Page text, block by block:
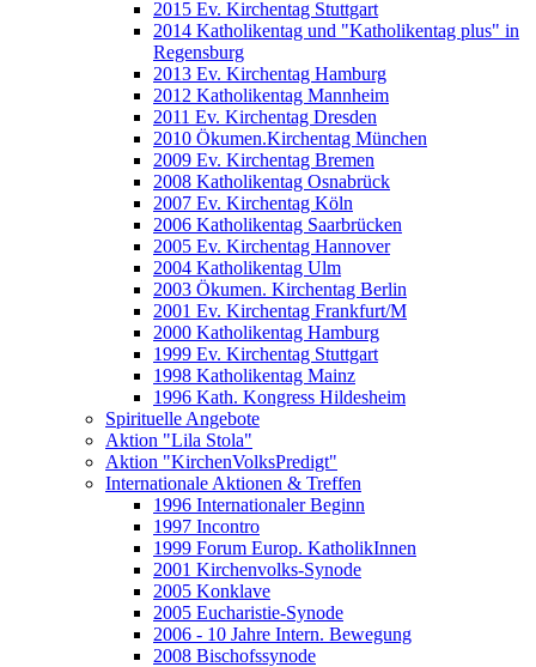
2015 Ev. Kirchentag Stuttgart
2014 Katholikentag und "Katholikentag plus" in
Regensburg
2013 Ev. Kirchentag Hamburg
2012 Katholikentag Mannheim
2011 Ev. Kirchentag Dresden
2010 Ökumen.Kirchentag München
2009 Ev. Kirchentag Bremen
2008 Katholikentag Osnabrück
2007 Ev. Kirchentag Köln
2006 Katholikentag Saarbrücken
2005 Ev. Kirchentag Hannover
2004 Katholikentag Ulm
2003 Ökumen. Kirchentag Berlin
2001 Ev. Kirchentag Frankfurt/M
2000 Katholikentag Hamburg
1999 Ev. Kirchentag Stuttgart
1998 Katholikentag Mainz
1996 Kath. Kongress Hildesheim
Spirituelle Angebote
Aktion "Lila Stola"
Aktion "KirchenVolksPredigt"
Internationale Aktionen & Treffen
1996 Internationaler Beginn
1997 Incontro
1999 Forum Europ. KatholikInnen
2001 Kirchenvolks-Synode
2005 Konklave
2005 Eucharistie-Synode
2006 - 10 Jahre Intern. Bewegung
2008 Bischofssynode